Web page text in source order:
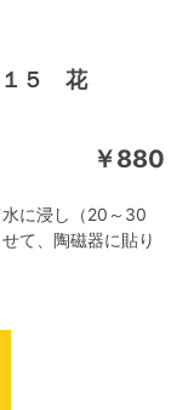
１５ 花
￥880
に浸し（20～30
て、陶磁器に貼り